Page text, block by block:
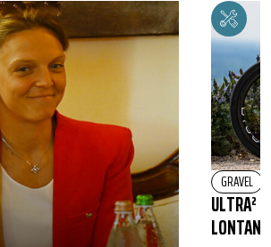
GRAVEL
ULTRA²
LONTANO